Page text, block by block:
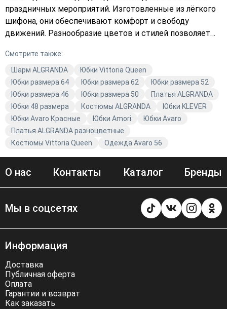
праздничных мероприятий. Изготовленные из лёгкого
шифона, они обеспечивают комфорт и свободу
движений. Разнообразие цветов и стилей позволяет
её индивидуальность и стиль. В коллекции
представлены как повседневные модели, так и
праздничные варианты. Независимо от вашего стиля, в
Avaro вы найдёте то, что подчеркнёт вашу
индивидуальность. Откройте для себя мир
качественной и модной одежды от бренда ALGRANDA
(Новелла Шарм).
Смотрите также:
Шарм ALGRANDA
Юбки Vittoria Queen
Юбки размера 64
Юбки размера 62
Юбки размера 52
Юбки размера 46
Юбки размера 50
Платья ALGRANDA
Юбки 48 размера
Костюмы ALGRANDA
Юбки KLEVER
Юбки Avaro Красные
Юбки Amori
Юбки Avaro
Платья ALGRANDA разноцветные
Костюмы Vittoria Queen
Одежда Avaro 56
О нас Контакты Каталог Бренды
Мы в соцсетях
Информация
Доставка
Публичная оферта
Оплата
Гарантии и возврат
Как заказать